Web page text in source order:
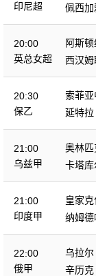
印尼超
佩西
20:00
英总女超
阿斯
西汉姆
20:30
保乙
索菲亚
队
延特拉
21:00
乌兹甲
奥林
卡塔库
21:00
印度甲
皇家
纳姆德
22:00
俄甲
乌拉尔
辛历克